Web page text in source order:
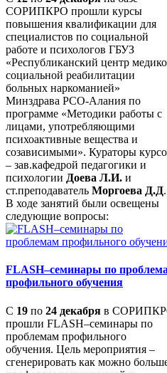
СОРИПКРО прошли курсы
повышения квалификации для
специалистов по социальной
работе и психологов ГБУЗ
«Республиканский центр
социальной реабилитации
больных наркоманией»
Минздрава РСО-Алания по
программе «Методики работы с
лицами, употребляющими
психоактивные вещества и
созависимыми». Кураторы
– зав.кафедрой педагогики и
психологии Доева Л.И. и
ст.преподаватель Моргоева Д.Д.
В ходе занятий были освещены
следующие вопросы:
FLASH–семинары по
профильного обучения
С 19 по 24 декабря в
прошли FLASH–семинары по
проблемам профильного
обучения. Цель мероприятия –
сгенерировать как можно